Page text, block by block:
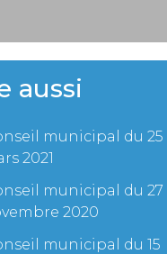
aussi
municipal du 25
2021
municipal du 27
2020
municipal du 15